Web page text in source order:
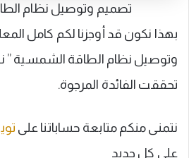
تصميم وتوصيل نظام
بهذا نكون قد أوجزنا لكم كامل
وتوصيل نظام الطاقة الشمسية ”
تحققت الفائدة المرجوة.
نتمنى منكم متابعة حساباتنا على
على كل جديد